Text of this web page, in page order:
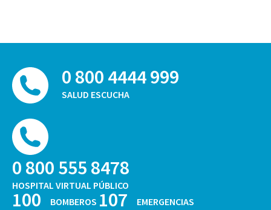
0 800 4444 999
SALUD ESCUCHA
0 800 555 8478
HOSPITAL VIRTUAL PÚBLICO
100 BOMBEROS 107 EMERGENCIAS